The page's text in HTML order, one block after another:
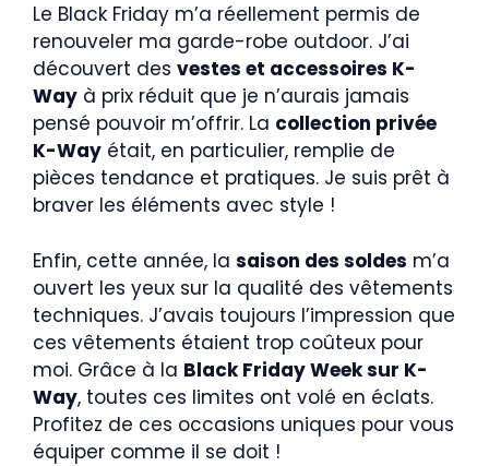
Le Black Friday m’a réellement permis de
renouveler ma garde-robe outdoor. J’ai
découvert des vestes et accessoires K-
Way à prix réduit que je n’aurais jamais
pensé pouvoir m’offrir. La collection privée
K-Way était, en particulier, remplie de
pièces tendance et pratiques. Je suis prêt à
braver les éléments avec style !
Enfin, cette année, la saison des soldes m’a
ouvert les yeux sur la qualité des vêtements
techniques. J’avais toujours l’impression que
ces vêtements étaient trop coûteux pour
moi. Grâce à la Black Friday Week sur K-
Way, toutes ces limites ont volé en éclats.
Profitez de ces occasions uniques pour vous
équiper comme il se doit !